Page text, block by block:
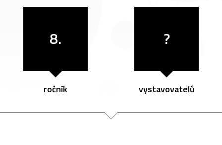
8.
ročník
?
vystavovatelů